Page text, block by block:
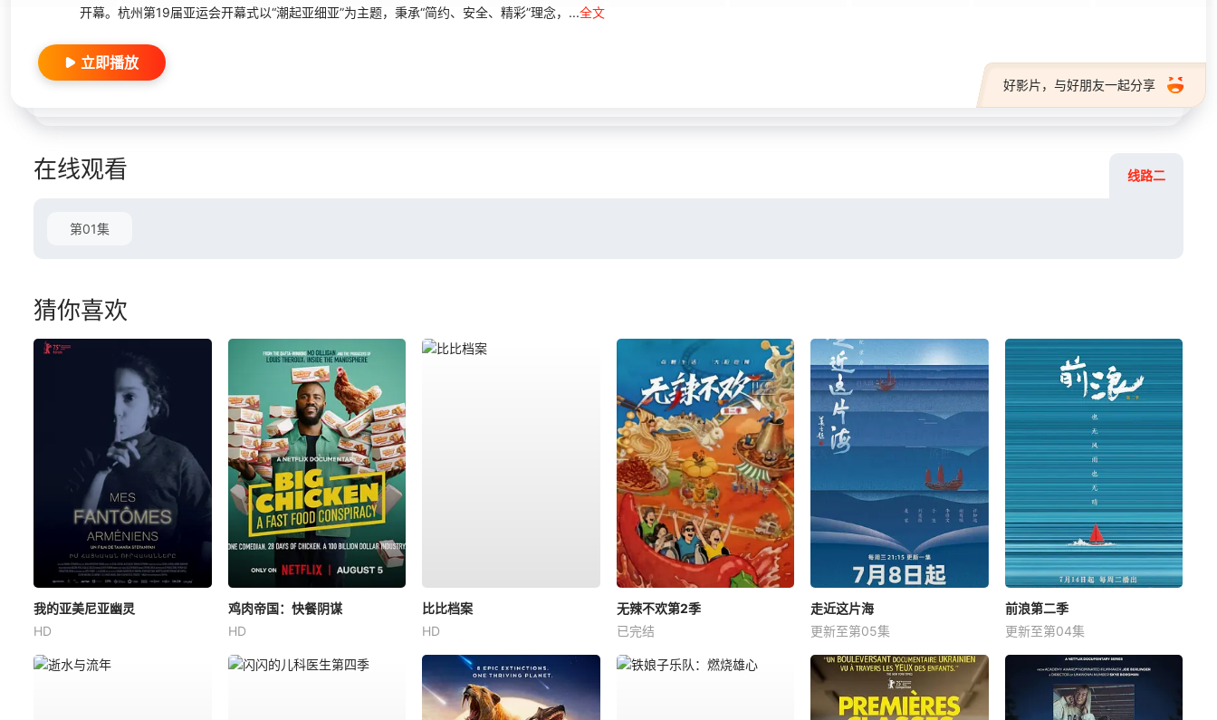
开幕。杭州第19届亚运会开幕式以“潮起亚细亚”为主题，秉承“简约、安全、精彩”理念，...全文
好影片，与好朋友一起分享
立即播放
在线观看 线路二
第01集
猜你喜欢
我的亚美尼亚幽灵
HD
鸡肉帝国：快餐阴谋
HD
比比档案
HD
无辣不欢第2季
已完结
走近这片海
更新至第05集
前浪第二季
更新至第04集